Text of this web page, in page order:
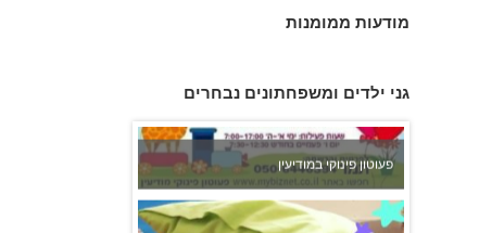
מודעות ממומנות
גני ילדים ומשפחתונים נבחרים
פעוטון פינוקי במודיעין